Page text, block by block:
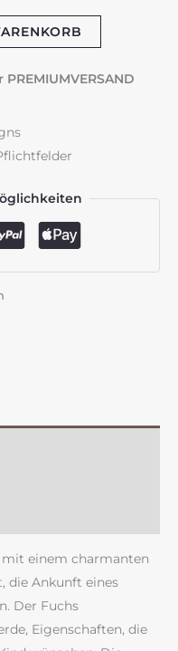
mit einem charmanten
die Ankunft eines
Der Fuchs
Eigenschaften, die